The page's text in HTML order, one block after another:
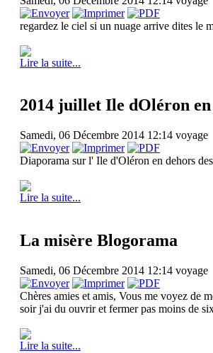
regardez le ciel si un nuage arrive dites le
Lire la suite...
2014 juillet Ile dOléron en
Samedi, 06 Décembre 2014 12:14 voyage
Diaporama sur l' Ile d'Oléron en dehors
Lire la suite...
La misère Blogorama
Samedi, 06 Décembre 2014 12:14 voyage
Chères amies et amis, Vous me voyez de
soir j'ai du ouvrir et fermer pas moins de
Lire la suite...